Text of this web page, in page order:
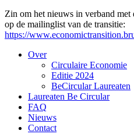
Zin om het nieuws in verband
op de mailinglist van de transitie:
https://
Over
Circulaire Economie
Editie 2024
BeCircular Laureaten
Laureaten Be Circular
FAQ
Nieuws
Contact